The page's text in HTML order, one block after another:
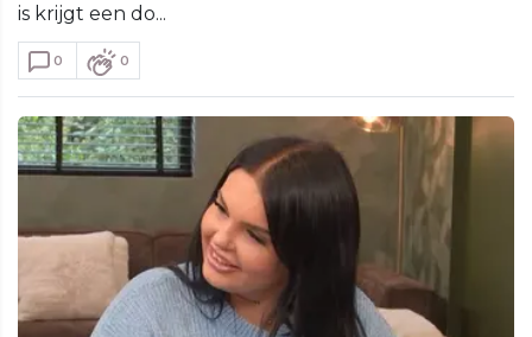
is krijgt een do...
0 0